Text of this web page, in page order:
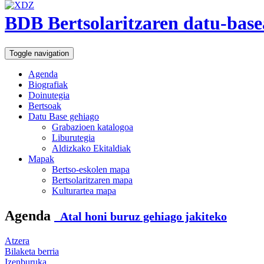
BDB Bertsolaritzaren datu-
Toggle navigation
Agenda
Biografiak
Doinutegia
Bertsoak
Datu Base gehiago
Grabazioen katalogoa
Liburutegia
Aldizkako Ekitaldiak
Mapak
Bertso-eskolen mapa
Bertsolaritzaren mapa
Kulturartea mapa
Agenda Atal honi buruz gehiago jakiteko
Atzera
Bilaketa berria
Izenburuka